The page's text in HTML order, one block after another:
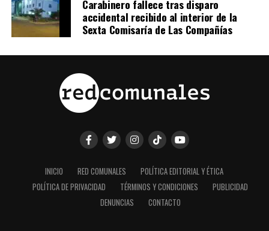
Carabinero fallece tras disparo
accidental recibido al interior de la
Sexta Comisaría de Las Compañías
INICIO RED COMUNALES
POLÍTICA EDITORIAL Y ÉTICA
POLÍTICA DE PRIVACIDAD
TÉRMINOS Y CONDICIONES
PUBLICIDAD
DENUNCIAS
CONTACTO